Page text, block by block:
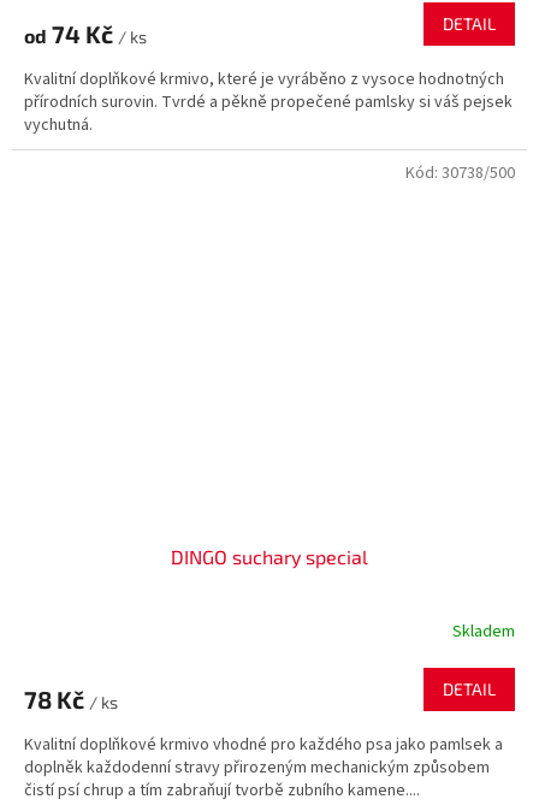
od 74 Kč / ks
DETAIL
Kvalitní doplňkové krmivo, které je vyráběno z vysoce hodnotných
přírodních surovin. Tvrdé a pěkně propečené pamlsky si váš pejsek
vychutná.
DINGO suchary special
Skladem
78 Kč / ks
DETAIL
Kvalitní doplňkové krmivo vhodné pro každého psa jako pamlsek a
doplněk každodenní stravy přirozeným mechanickým způsobem
čistí psí chrup a tím zabraňují tvorbě zubního kamene....
Kód: 30738/500